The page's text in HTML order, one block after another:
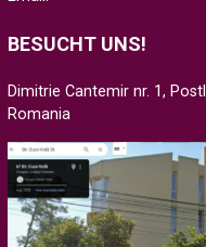
BESUCHT UNS!
Dimitrie Cantemir nr. 1,
Romania